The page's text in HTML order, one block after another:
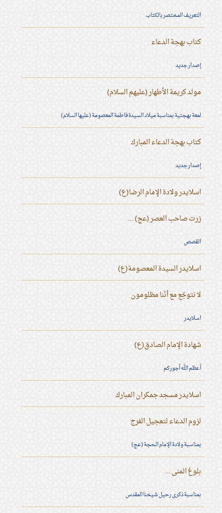
التعريف المختصر بالكتاب
كتاب بهجة الدعاء
إصدار جديد
مولد كريمة الأطهار (عليهم السلام)
لمعة بهجتية بمناسبة ميلاد السيدة فاطمة المعصومة (عليها السلام)
كتاب بهجة الدعاء المبارك
إصدار جديد
اسلايدر ولادة الإمام الرضا(ع)
زرت صاحب العصر (عج) ...
القصص
اسلايدر السيدة المعصومة(ع)
لا نتوجّع مع أنّنا مظلومون
اسلايدر
شهادة الإمام الصادق(ع)
أعظم الله أجوركم
اسلايدر مسجد جمكران المبارك
لزوم الدعاء لتعجيل الفرج
بمناسبة ولادة الإمام الحجة (عج)
بلوغ المنى ...
بمناسبة ذكرى رحيل شيخنا المقدس